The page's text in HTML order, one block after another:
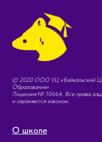
© 2020 ООО УЦ «Байкальский
Образования»
Лицензия№ 10664. Все права
и охраняются законом.
О школе